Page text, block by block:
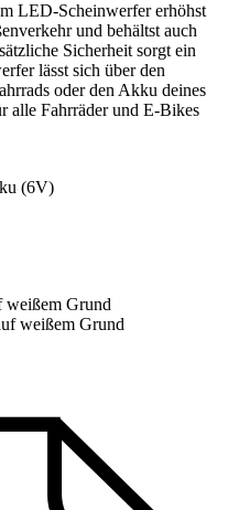
LED-Scheinwerfer erhöhst
und behältst auch
Sicherheit sorgt ein
lässt sich über den
oder den Akku deines
alle Fahrräder und E-Bikes
(6V)